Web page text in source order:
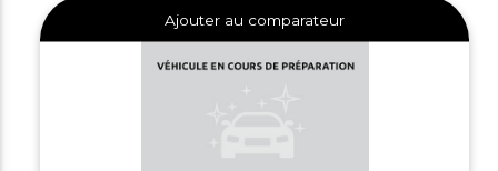
Ajouter au comparateur